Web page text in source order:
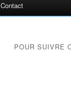
Contact
POUR SUIVRE